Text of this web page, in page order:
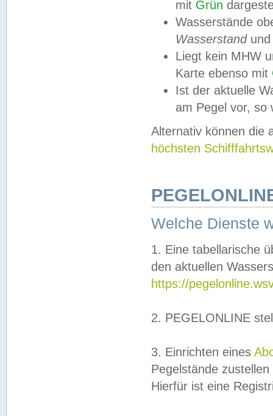
mit Grün
Wasserstände
Wasserstandund
Liegt kein MHW
Karte ebenso mit
Ist der aktuelle
am Pegel vor,
Alternativ können die
höchsten
Welche Dienste
1. Eine tabellarische
den aktuellen
https://
2. PEGELONLINE
3. Einrichten eines
Pegelstände
Hierfür ist eine